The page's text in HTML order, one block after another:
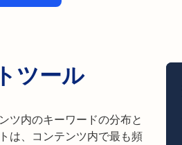
ツール
ツ内のキーワードの分布と
は、コンテンツ内で最も頻